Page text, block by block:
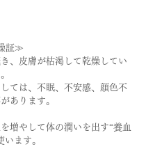
証≫
、皮膚が枯渇して乾燥してい
。
ては、不眠、不安感、顔色不
あります。
増やして体の潤いを出す“養血
います。